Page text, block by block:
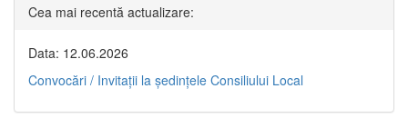
Cea mai recentă actualizare:
Data: 12.06.2026
Convocări / Invitaţii la şedinţele Consiliului Local